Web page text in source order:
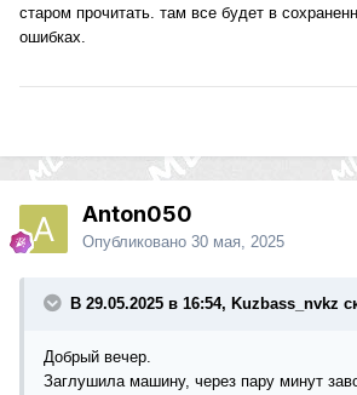
старом прочитать. там все будет в
ошибках.
Anton050
Опубликовано 30 мая, 2025
В 29.05.2025 в 16:54, Kuzbass_nvkz
Добрый вечер.
Заглушила машину, через пару минут